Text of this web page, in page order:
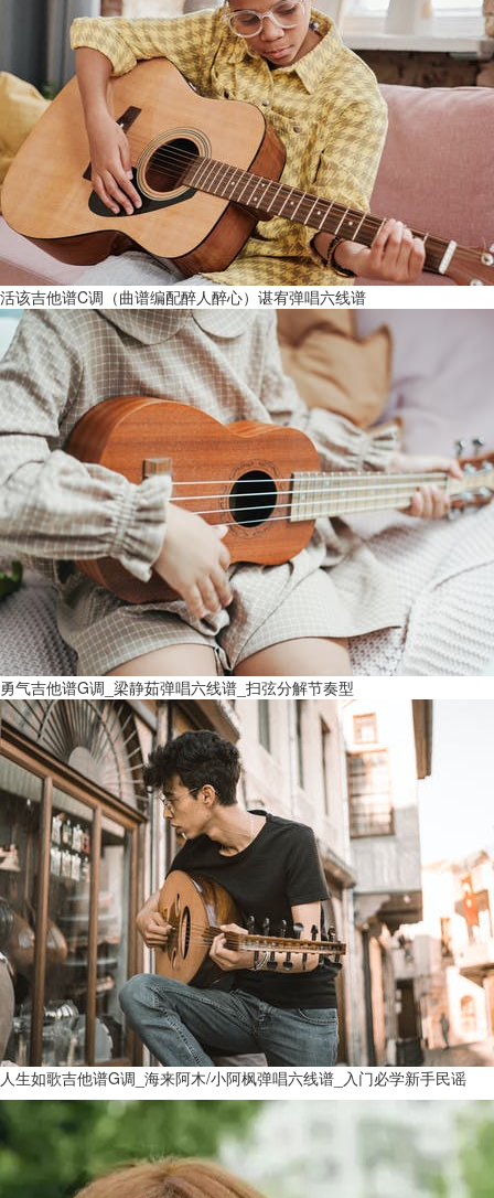
活该吉他谱C调（曲谱编配醉人醉心）谌宥弹唱六线谱
勇气吉他谱G调_梁静茹弹唱六线谱_扫弦分解节奏型
人生如歌吉他谱G调_海来阿木/小阿枫弹唱六线谱_入门必学新手民谣